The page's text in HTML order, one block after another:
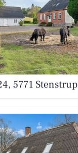
5771 Stenstrup